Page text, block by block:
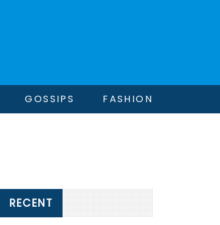
GOSSIPS FASHION
RECENT